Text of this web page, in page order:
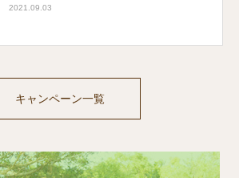
2021.09.03
キャンペーン一覧